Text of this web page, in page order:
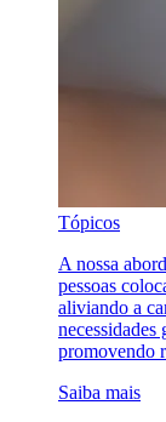
Tópicos
A nossa
pessoas
aliviando a
promovendo
Saiba mais